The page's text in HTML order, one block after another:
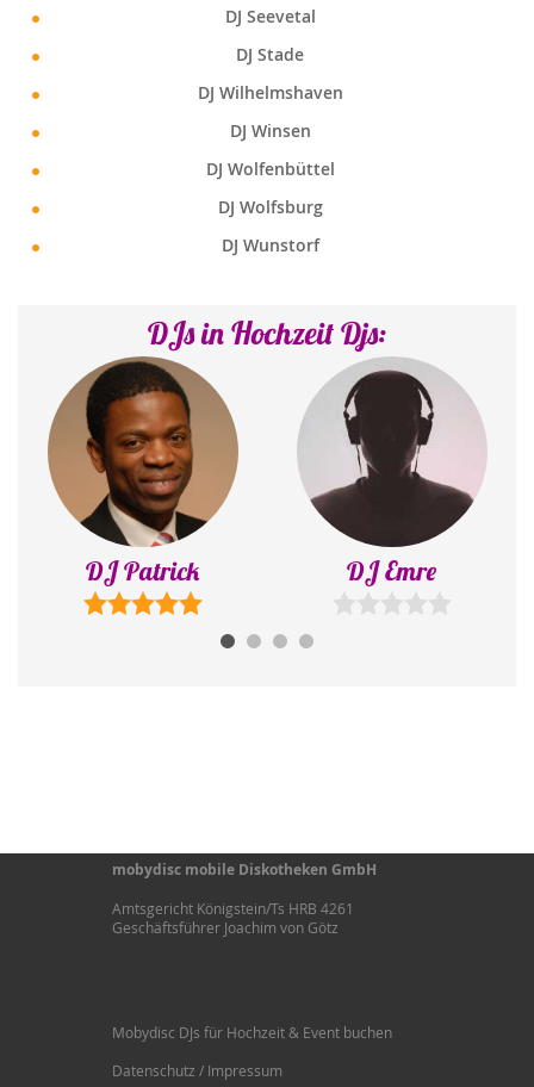
DJ Seevetal
DJ Stade
DJ Wilhelmshaven
DJ Winsen
DJ Wolfenbüttel
DJ Wolfsburg
DJ Wunstorf
DJs in Hochzeit Djs:
DJ Emre DJ Konstantin
mobydisc mobile Diskotheken GmbH
Amtsgericht Königstein/Ts HRB 4261
Geschäftsführer Joachim von Götz
Mobydisc DJs für Hochzeit & Event buchen
Datenschutz / Impressum